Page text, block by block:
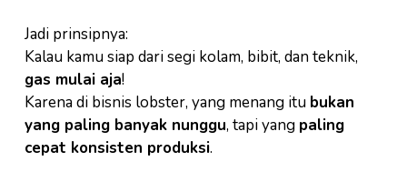
Jadi prinsipnya:
Kalau kamu siap dari segi kolam, bibit, dan teknik,
gas mulai aja!
Karena di bisnis lobster, yang menang itu bukan
yang paling banyak nunggu, tapi yang paling
cepat konsisten produksi.